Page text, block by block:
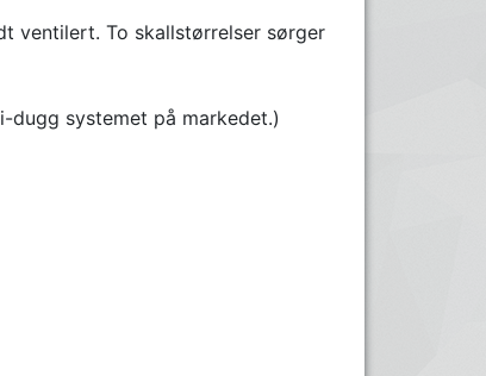
ventilert. To skallstørrelser sørger
dugg systemet på markedet.)